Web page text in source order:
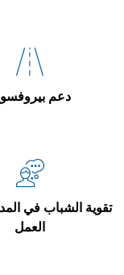
دعم
تقوية الشباب في
العمل